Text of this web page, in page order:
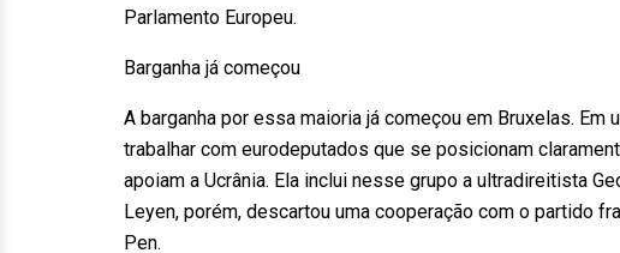
Parlamento Europeu.
Barganha já começou
A barganha por essa maioria já começou em Bruxelas.
trabalhar com eurodeputados que se posicionam
apoiam a Ucrânia. Ela inclui nesse grupo a ultradireitista
Leyen, porém, descartou uma cooperação com o partido
Pen.